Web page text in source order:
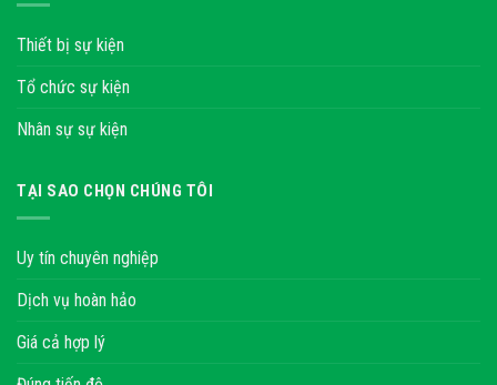
Thiết bị sự kiện
Tổ chức sự kiện
Nhân sự sự kiện
TẠI SAO CHỌN CHÚNG TÔI
Uy tín chuyên nghiệp
Dịch vụ hoàn hảo
Giá cả hợp lý